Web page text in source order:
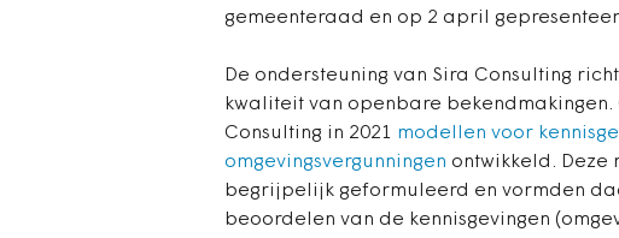
gemeenteraad en op 2 april
De ondersteuning van Sira Consulting
kwaliteit van openbare
Consulting in 2021 modellen voor
omgevingsvergunningen ontwikkeld.
begrijpelijk geformuleerd en vormden
beoordelen van de kennisgevingen